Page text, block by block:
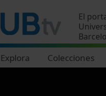
El
Explora Colecciones